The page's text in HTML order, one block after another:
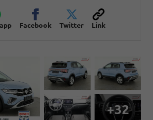
Facebook Twitter Link
+32